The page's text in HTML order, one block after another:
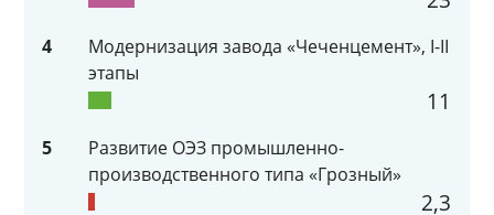
4
Модернизация завода «Чеченцемент», I-II
этапы
11
5
Развитие ОЭЗ промышленно-
производственного типа «Грозный»
2,3